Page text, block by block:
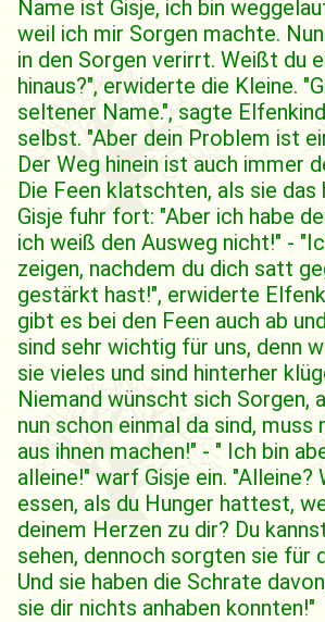
Name ist Gisje, ich bin
weil ich mir Sorgen machte.
in den Sorgen verirrt. Weißt du
hinaus?", erwiderte die Kleine.
seltener Name.", sagte
selbst. "Aber dein Problem ist
Der Weg hinein ist auch immer
Die Feen klatschten, als sie
Gisje fuhr fort: "Aber ich habe
ich weiß den Ausweg nicht!" -
zeigen, nachdem du dich satt
gestärkt hast!", erwiderte
gibt es bei den Feen auch ab
sind sehr wichtig für uns, denn
sie vieles und sind hinterher
Niemand wünscht sich Sorgen,
nun schon einmal da sind, muss
aus ihnen machen!" - " Ich bin
alleine!" warf Gisje ein. "Alleine?
essen, als du Hunger hattest,
deinem Herzen zu dir? Du
sehen, dennoch sorgten sie für
Und sie haben die Schrate
sie dir nichts anhaben konnten!"